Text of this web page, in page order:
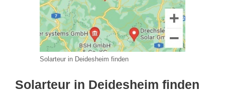
Solarteur in Deidesheim finden
Solarteur in Deidesheim finden